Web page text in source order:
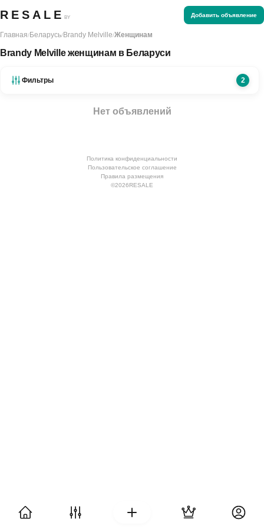
RESALE BY Добавить объявление
Главная/Беларусь/Brandy Melville/Женщинам
Brandy Melville женщинам в Беларуси
Фильтры 2
Нет объявлений
Политика конфиденциальности
Пользовательское соглашение
Правила размещения
©2026RESALE